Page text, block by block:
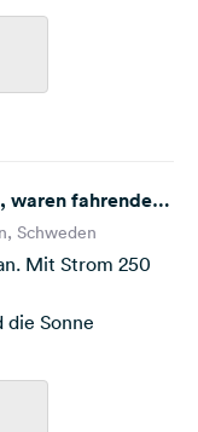
waren fahrende,
Schweden
Mit Strom 250
die Sonne